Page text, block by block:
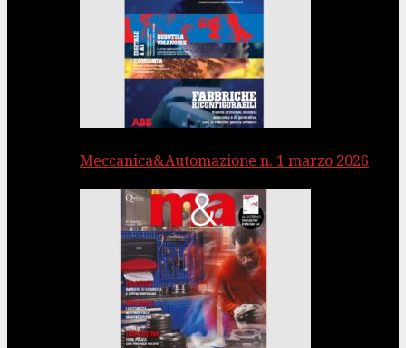
Meccanica&Automazione n. 1 marzo 2026